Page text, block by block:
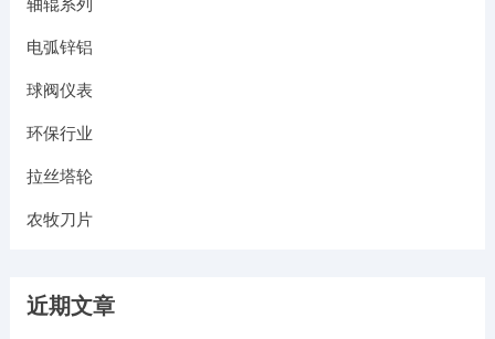
电弧锌铝
球阀仪表
环保行业
拉丝塔轮
农牧刀片
近期文章